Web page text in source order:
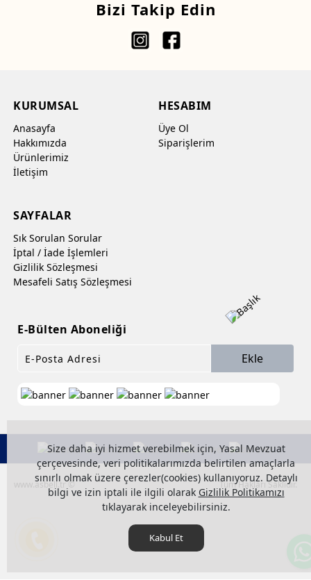
Size daha iyi hizmet verebilmek için, Yasal Mevzuat
çerçevesinde, veri politikalarımızda belirtilen amaçlarla
sınırlı olmak üzere çerezler(cookies) kullanıyoruz. Detaylı
bilgi ve izin iptali ile ilgili olarak Gizlilik Politikamızı
tıklayarak inceleyebilirsiniz.
Kabul Et
Bizi Takip Edin
KURUMSAL
Anasayfa
Hakkımızda
Ürünlerimiz
İletişim
HESABIM
Üye Ol
Siparişlerim
SAYFALAR
Sık Sorulan Sorular
İptal / İade İşlemleri
Gizlilik Sözleşmesi
Mesafeli Satış Sözleşmesi
E-Bülten Aboneliği
Ekle
www.asbell.tr © Tüm Hakları Saklıdır.